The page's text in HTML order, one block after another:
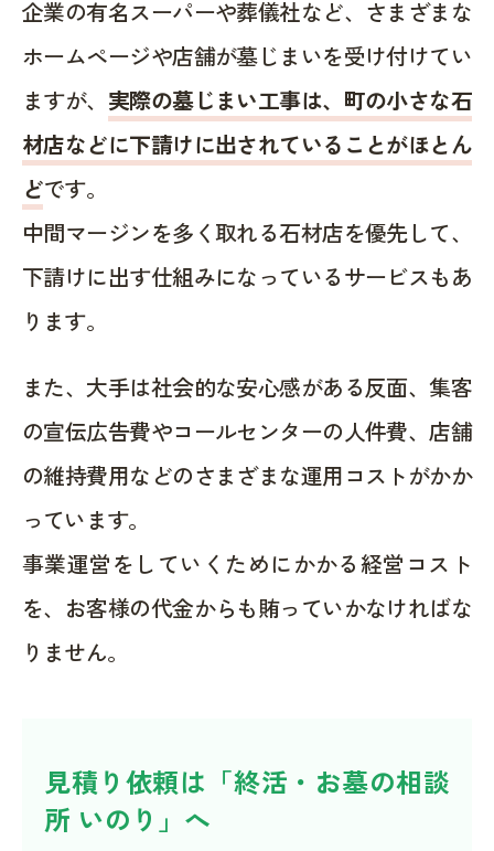
企業の有名スーパーや葬儀社など、さまざまな
ホームページや店舗が墓じまいを受け付けてい
ますが、 実際の墓じまい工事は、町の小さな石
材店などに下請けに出されていることがほとん
どです。
中間マージンを多く取れる石材店を優先して、
下請けに出す仕組みになっているサービスもあ
ります。
また、大手は社会的な安心感がある反面、集客
の宣伝広告費やコールセンターの人件費、店舗
の維持費用などのさまざまな運用コストがかか
っています。
事業運営をしていくためにかかる経営コスト
を、お客様の代金からも賄っていかなければな
りません。
見積り依頼は「終活・お墓の相談
所 いのり」へ